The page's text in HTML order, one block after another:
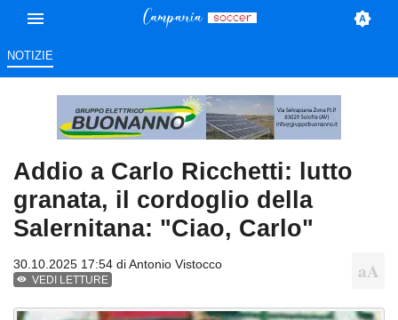
NOTIZIE
Addio a Carlo Ricchetti: lutto
granata, il cordoglio della
Salernitana: "Ciao, Carlo"
30.10.2025 17:54 diAntonio Vistocco
VEDI LETTURE